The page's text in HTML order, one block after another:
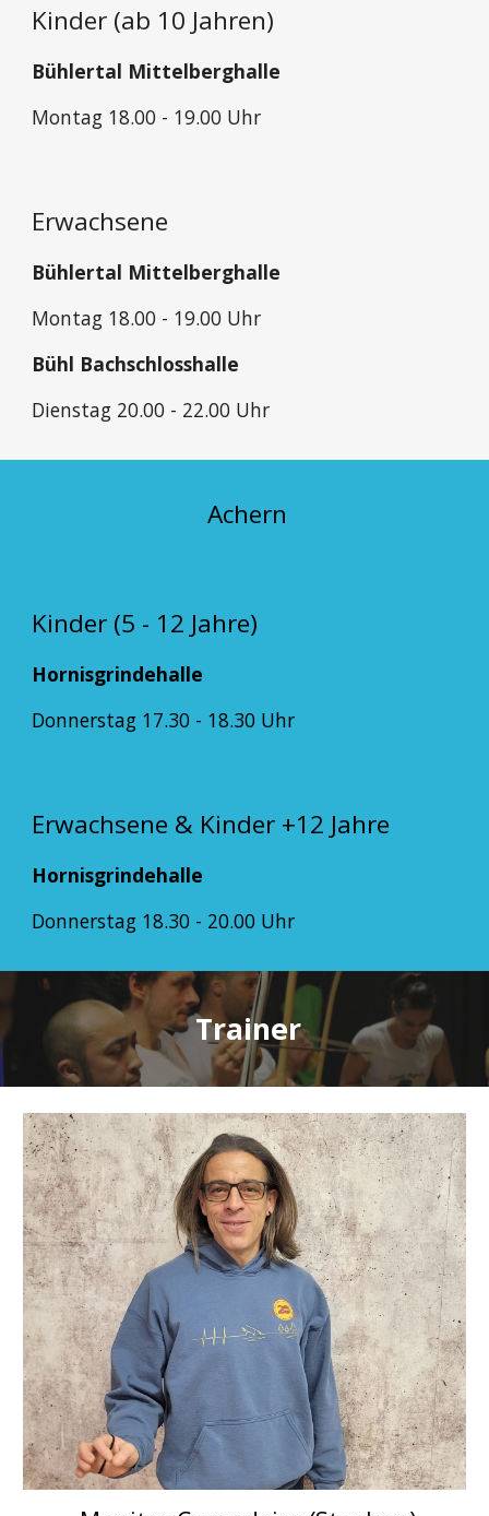
Kinder (ab 10 Jahren)
Bühlertal Mittelberghalle
Montag 18.00 - 19.00 Uhr
Erwachsene
Bühlertal Mittelberghalle
Montag 18.00 - 19.00 Uhr
Bühl Bachschlosshalle
Dienstag 20.00 - 22.00 Uhr
Achern
Kinder (5 - 12 Jahre)
Hornisgrindehalle
Donnerstag 17.30 - 18.30 Uhr
Erwachsene & Kinder +12 Jahre
Hornisgrindehalle
Donnerstag 18.30 - 20.00 Uhr
Trainer